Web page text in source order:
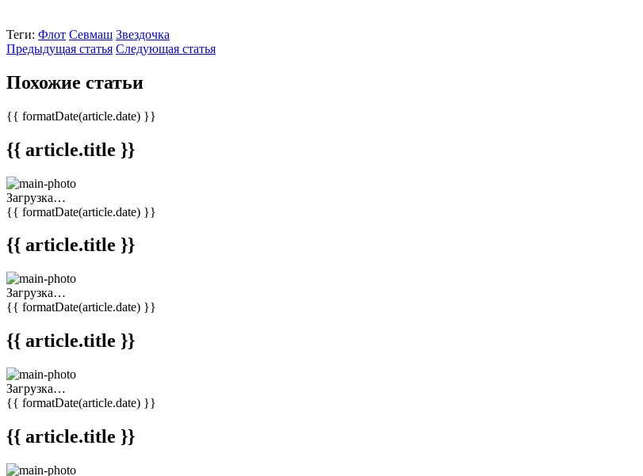
Теги: Флот Севмаш Звездочка
Предыдущая статья Следующая статья
Похожие статьи
{{ formatDate(article.date) }}
{{ article.title }}
Загрузка…
{{ formatDate(article.date) }}
{{ article.title }}
Загрузка…
{{ formatDate(article.date) }}
{{ article.title }}
Загрузка…
{{ formatDate(article.date) }}
{{ article.title }}